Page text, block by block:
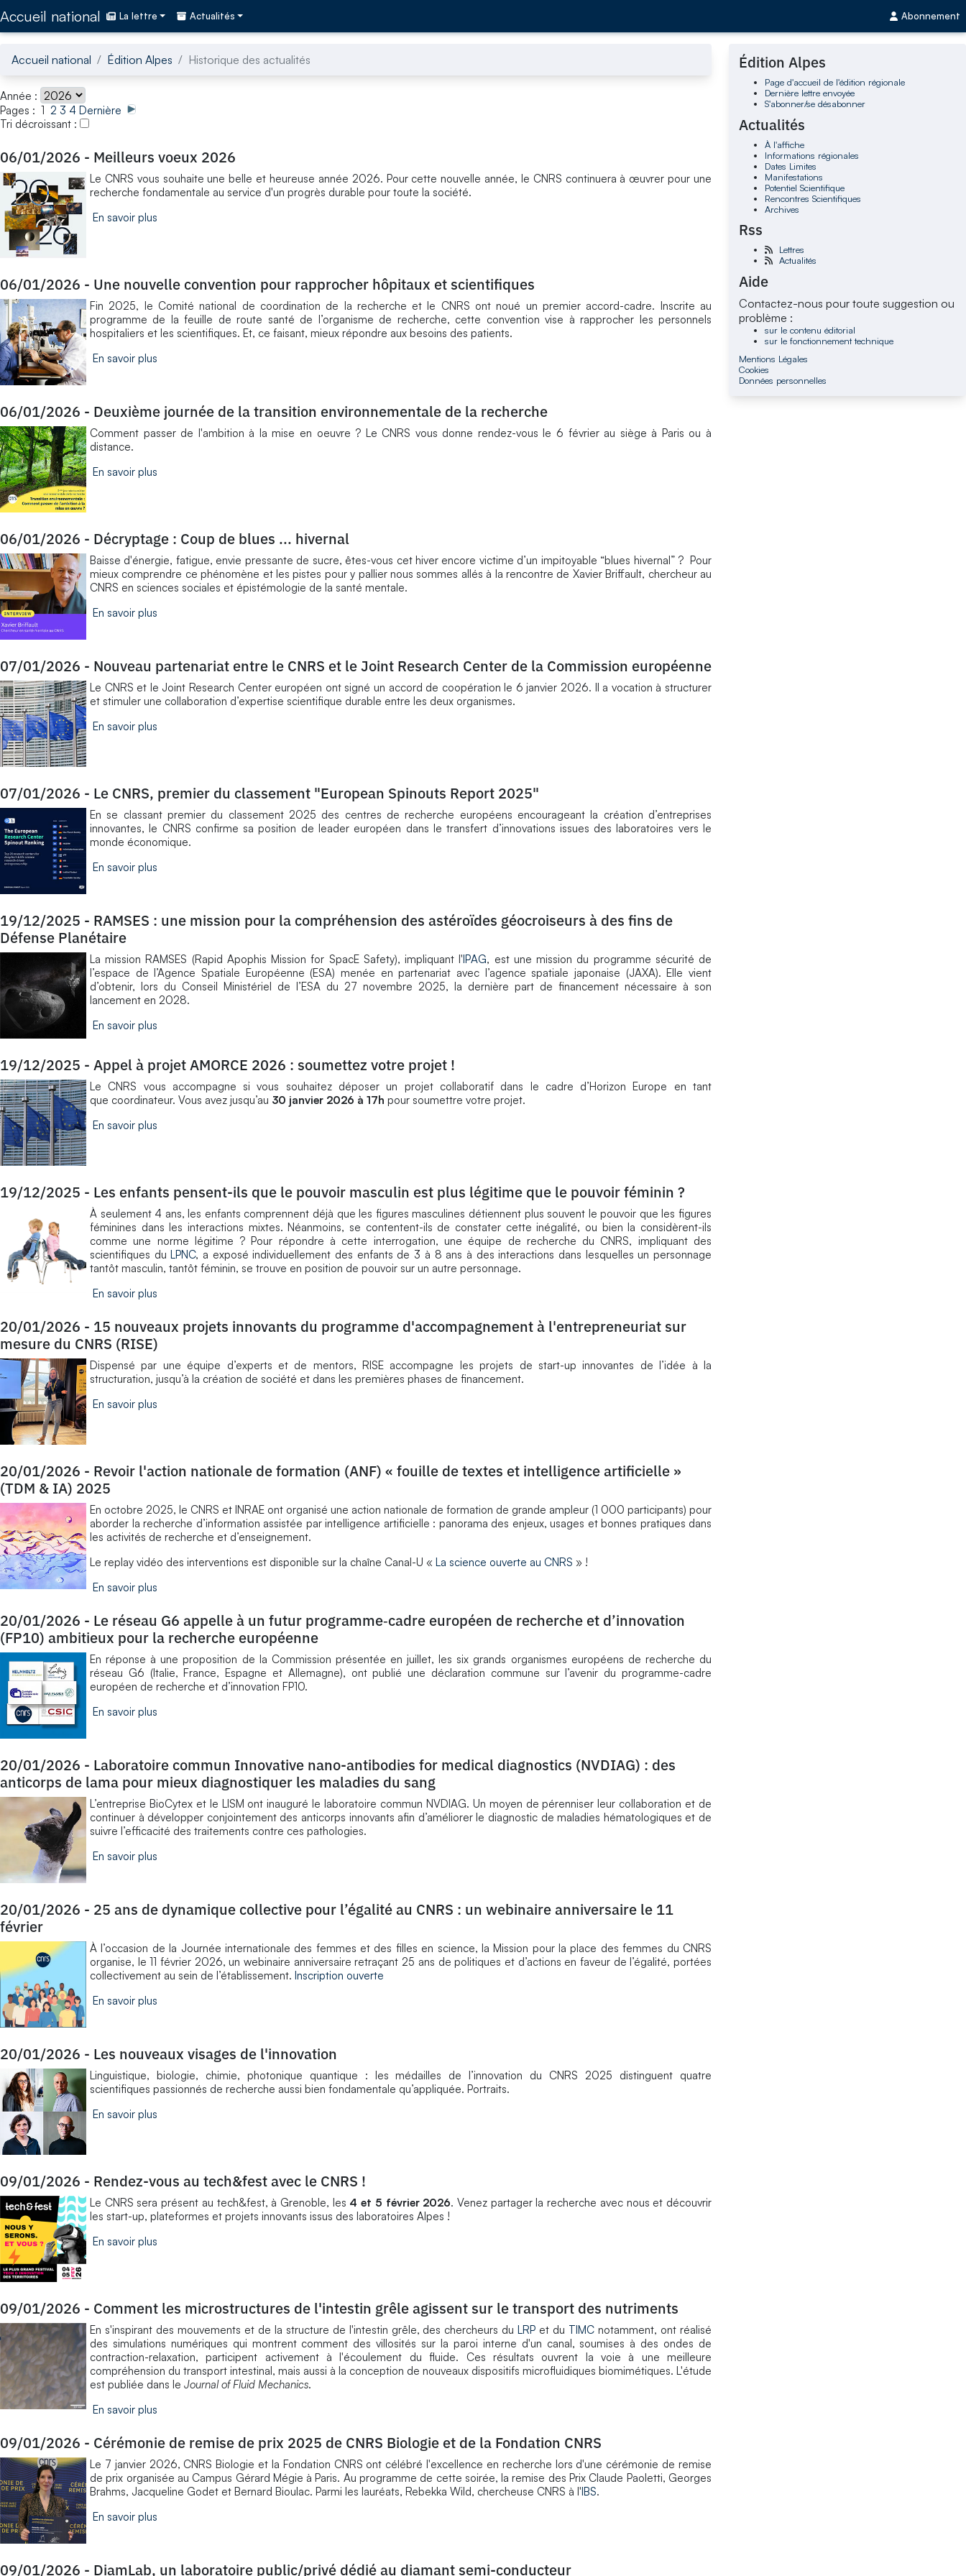
Accueil national La lettre Actualités Abonnement
Accueil national Édition Alpes Historique des actualités
Année :
Pages : 1 2 3 4 Dernière
Tri décroissant :
06/01/2026 - Meilleurs voeux 2026
Le CNRS vous souhaite une belle et heureuse année 2026. Pour cette nouvelle année, le CNRS continuera à œuvrer pour une
recherche fondamentale au service d'un progrès durable pour toute la société.
En savoir plus
06/01/2026 - Une nouvelle convention pour rapprocher hôpitaux et scientifiques
Fin 2025, le Comité national de coordination de la recherche et le CNRS ont noué un premier accord-cadre. Inscrite au
programme de la feuille de route santé de l’organisme de recherche, cette convention vise à rapprocher les personnels
hospitaliers et les scientifiques. Et, ce faisant, mieux répondre aux besoins des patients.
En savoir plus
06/01/2026 - Deuxième journée de la transition environnementale de la recherche
​Comment passer de l'ambition à la mise en oeuvre ? Le CNRS vous donne rendez-vous le 6 février au siège à Paris ou à
distance.
En savoir plus
06/01/2026 - Décryptage : Coup de blues ... hivernal
Baisse d'énergie, fatigue, envie pressante de sucre, êtes-vous cet hiver encore victime d’un impitoyable “blues hivernal” ? Pour
mieux comprendre ce phénomène et les pistes pour y pallier nous sommes allés à la rencontre de Xavier Briffault, chercheur au
CNRS en sciences sociales et épistémologie de la santé mentale.
En savoir plus
07/01/2026 - Nouveau partenariat entre le CNRS et le Joint Research Center de la Commission européenne
Le CNRS et le Joint Research Center européen ont signé un accord de coopération le 6 janvier 2026. Il a vocation à structurer
et stimuler une collaboration d’expertise scientifique durable entre les deux organismes.
En savoir plus
07/01/2026 - Le CNRS, premier du classement "European Spinouts Report 2025"
En se classant premier du classement 2025 des centres de recherche européens encourageant la création d’entreprises
innovantes, le CNRS confirme sa position de leader européen dans le transfert d’innovations issues des laboratoires vers le
monde économique.
En savoir plus
19/12/2025 - RAMSES : une mission pour la compréhension des astéroïdes géocroiseurs à des fins de
Défense Planétaire
La mission RAMSES (Rapid Apophis Mission for SpacE Safety), impliquant l'IPAG, est une mission du programme sécurité de
l’espace de l’Agence Spatiale Européenne (ESA) menée en partenariat avec l’agence spatiale japonaise (JAXA). Elle vient
d’obtenir, lors du Conseil Ministériel de l’ESA du 27 novembre 2025, la dernière part de financement nécessaire à son
lancement en 2028.
En savoir plus
19/12/2025 - Appel à projet AMORCE 2026 : soumettez votre projet !
Le CNRS vous accompagne si vous souhaitez déposer un projet collaboratif dans le cadre d’Horizon Europe en tant
que coordinateur. Vous avez jusqu’au 30 janvier 2026 à 17h pour soumettre votre projet.
En savoir plus
19/12/2025 - Les enfants pensent-ils que le pouvoir masculin est plus légitime que le pouvoir féminin ?
À seulement 4 ans, les enfants comprennent déjà que les figures masculines détiennent plus souvent le pouvoir que les figures
féminines dans les interactions mixtes. Néanmoins, se contentent-ils de constater cette inégalité, ou bien la considèrent-ils
comme une norme légitime ? Pour répondre à cette interrogation, une équipe de recherche du CNRS, impliquant des
scientifiques duLPNC, a exposé individuellement des enfants de 3 à 8 ans à des interactions dans lesquelles un personnage
tantôt masculin, tantôt féminin, se trouve en position de pouvoir sur un autre personnage.
En savoir plus
20/01/2026 - 15 nouveaux projets innovants du programme d'accompagnement à l'entrepreneuriat sur
mesure du CNRS (RISE)
Dispensé par une équipe d’experts et de mentors, RISE accompagne les projets de start-up innovantes de l’idée à la
structuration, jusqu’à la création de société et dans les premières phases de financement.
En savoir plus
20/01/2026 - Revoir l'action nationale de formation (ANF) « fouille de textes et intelligence artificielle »
(TDM & IA) 2025
En octobre 2025, le CNRS et INRAE ont organisé une action nationale de formation de grande ampleur (1 000 participants) pour
aborder la recherche d’information assistée par intelligence artificielle : panorama des enjeux, usages et bonnes pratiques dans
les activités de recherche et d’enseignement.
Le replay vidéo des interventions est disponible sur la chaîne Canal-U « La science ouverte au CNRS » !
En savoir plus
20/01/2026 - Le réseau G6 appelle à un futur programme‑cadre européen de recherche et d’innovation
(FP10) ambitieux pour la recherche européenne
En réponse à une proposition de la Commission présentée en juillet, les six grands organismes européens de recherche du
réseau G6 (Italie, France, Espagne et Allemagne), ont publié une déclaration commune sur l’avenir du programme-cadre
européen de recherche et d’innovation FP10.
En savoir plus
20/01/2026 - Laboratoire commun Innovative nano-antibodies for medical diagnostics (NVDIAG) : des
anticorps de lama pour mieux diagnostiquer les maladies du sang
L’entreprise BioCytex et le LISM ont inauguré le laboratoire commun NVDIAG. Un moyen de pérenniser leur collaboration et de
continuer à développer conjointement des anticorps innovants afin d’améliorer le diagnostic de maladies hématologiques et de
suivre l’efficacité des traitements contre ces pathologies.
En savoir plus
20/01/2026 - 25 ans de dynamique collective pour l’égalité au CNRS : un webinaire anniversaire le 11
février
À l’occasion de la Journée internationale des femmes et des filles en science, la Mission pour la place des femmes du CNRS
organise, le 11 février 2026, un webinaire anniversaire retraçant 25 ans de politiques et d’actions en faveur de l’égalité, portées
collectivement au sein de l’établissement. Inscription ouverte
En savoir plus
20/01/2026 - Les nouveaux visages de l'innovation
Linguistique, biologie, chimie, photonique quantique : les médailles de l’innovation du CNRS 2025 distinguent quatre
scientifiques passionnés de recherche aussi bien fondamentale qu’appliquée. Portraits.
En savoir plus
09/01/2026 - Rendez-vous au tech&fest avec le CNRS !
Le CNRS sera présent au tech&fest, à Grenoble, les 4 et 5 février 2026. Venez partager la recherche avec nous et découvrir
les start-up, plateformes et projets innovants issus des laboratoires Alpes !
En savoir plus
09/01/2026 - Comment les microstructures de l'intestin grêle agissent sur le transport des nutriments
En s'inspirant des mouvements et de la structure de l'intestin grêle, des chercheurs duLRP et du TIMC notamment, ont réalisé
des simulations numériques qui montrent comment des villosités sur la paroi interne d'un canal, soumises à des ondes de
contraction-relaxation, participent activement à l'écoulement du fluide. Ces résultats ouvrent la voie à une meilleure
compréhension du transport intestinal, mais aussi à la conception de nouveaux dispositifs microfluidiques biomimétiques. L'étude
est publiée dans le Journal of Fluid Mechanics.
En savoir plus
09/01/2026 - Cérémonie de remise de prix 2025 de CNRS Biologie et de la Fondation CNRS
Le 7 janvier 2026, CNRS Biologie et la Fondation CNRS ont célébré l'excellence en recherche lors d'une cérémonie de remise
de prix organisée au Campus Gérard Mégie à Paris. Au programme de cette soirée, la remise des Prix Claude Paoletti, Georges
Brahms, Jacqueline Godet et Bernard Bioulac. Parmi les lauréats, Rebekka Wild, chercheuse CNRS à l'IBS.
En savoir plus
09/01/2026 - DiamLab, un laboratoire public/privé dédié au diamant semi-conducteur
Édition Alpes
Page d'accueil de l'édition régionale
Dernière lettre envoyée
S'abonner/se désabonner
Actualités
À l'affiche
Informations régionales
Dates Limites
Manifestations
Potentiel Scientifique
Rencontres Scientifiques
Archives
Rss
Lettres
Actualités
Aide
Contactez-nous pour toute suggestion ou
problème :
sur le contenu éditorial
sur le fonctionnement technique
Mentions Légales
Cookies
Données personnelles